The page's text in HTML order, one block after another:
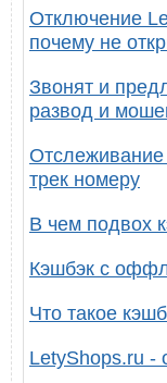
Отключение
почему не
Звонят и
развод и
трек номеру
В чем подвох
Кэшбэк с
Что такое
LetyShops.ru -